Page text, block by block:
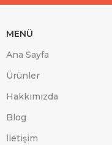
MENÜ
Ana Sayfa
Ürünler
Hakkımızda
Blog
İletişim